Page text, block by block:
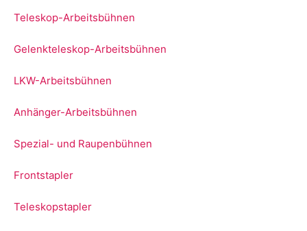
Teleskop-Arbeitsbühnen
Gelenkteleskop-Arbeitsbühnen
LKW-Arbeitsbühnen
Anhänger-Arbeitsbühnen
Spezial- und Raupenbühnen
Frontstapler
Teleskopstapler